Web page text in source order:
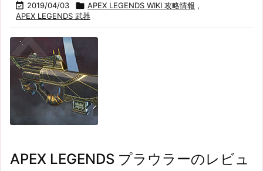
 2019/04/03  APEX LEGENDS WIKI 攻略情報 ,
APEX LEGENDS 武器
APEX LEGENDS プラウラーのレビュ